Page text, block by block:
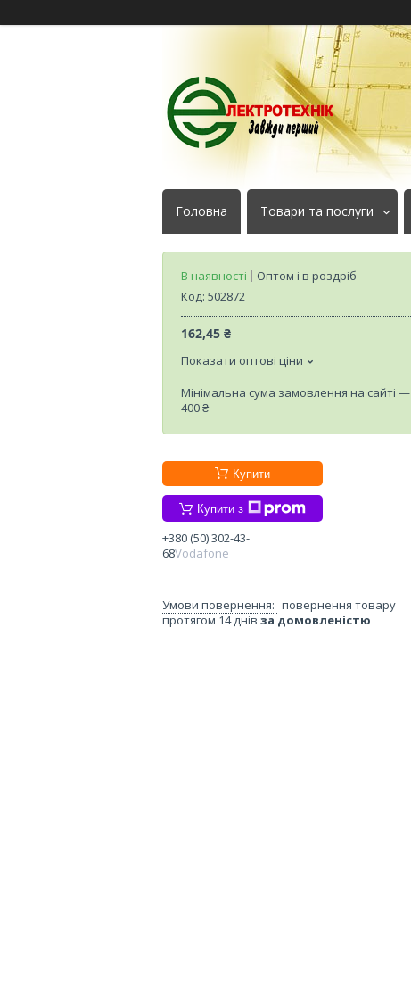
Головна Товари та послуги
В наявності
Оптом і в роздріб
Код: 502872
162,45 ₴
Показати оптові ціни
Мінімальна сума замовлення на сайті —
400 ₴
Купити
Купити з
+380 (50) 302-43-
68Vodafone
повернення товару
протягом 14 днів за домовленістю